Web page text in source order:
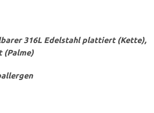
316L Edelstahl plattiert (Kette),
(Palme)